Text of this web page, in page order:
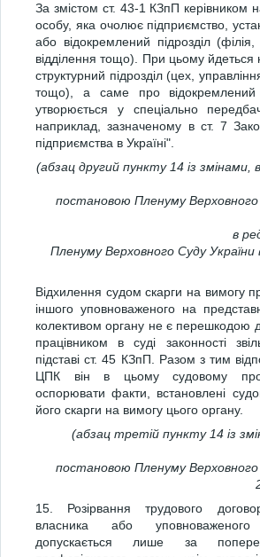
За змістом ст. 43-1 КЗпП керівником
особу, яка очолює підприємство,
або відокремлений підрозділ (філія,
відділення тощо). При цьому йдеться
структурний підрозділ (цех,
тощо), а саме про відокремлений
утворюється у спеціально
наприклад, зазначеному в ст. 7
підприємства в Україні".
(абзац другий пункту 14 із змінами,
постановою Пленуму Верховного
в
Пленуму Верховного Суду
Відхилення судом скарги на вимогу
іншого уповноваженого на
колективом органу не є перешкодою
працівником в суді законності
підставі ст. 45 КЗпП. Разом з тим
ЦПК він в цьому судовому
оспорювати факти, встановлені
його скарги на вимогу цього органу.
(абзац третій пункту 14 із
постановою Пленуму Верховного
15. Розірвання трудового
власника або
допускається лише за